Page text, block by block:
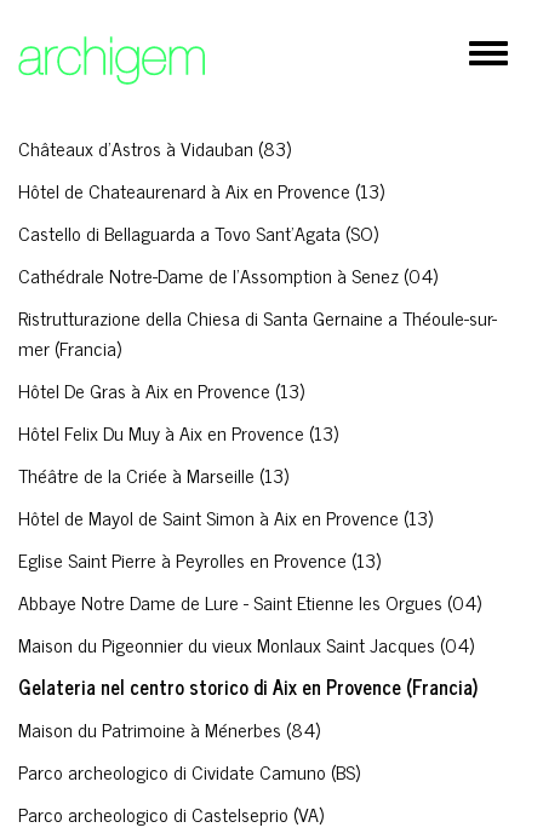
×
Residenziale
Istruzione / Sanità
Spazi pubblici
Direzionale / Commerciale
Architettura d'interni/ Design
Rilievi
Lavori in corso
Châteaux d'Astros à Vidauban (83)
Hôtel de Chateaurenard à Aix en Provence (13)
Castello di Bellaguarda a Tovo Sant'Agata (SO)
Cathédrale Notre-Dame de l'Assomption à Senez (04)
Ristrutturazione della Chiesa di Santa Gernaine a Théoule-sur-
mer (Francia)
Hôtel De Gras à Aix en Provence (13)
Hôtel Felix Du Muy à Aix en Provence (13)
Théâtre de la Criée à Marseille (13)
Hôtel de Mayol de Saint Simon à Aix en Provence (13)
Eglise Saint Pierre à Peyrolles en Provence (13)
Abbaye Notre Dame de Lure - Saint Etienne les Orgues (04)
Maison du Pigeonnier du vieux Monlaux Saint Jacques (04)
Gelateria nel centro storico di Aix en Provence (Francia)
Maison du Patrimoine à Ménerbes (84)
Parco archeologico di Cividate Camuno (BS)
Parco archeologico di Castelseprio (VA)